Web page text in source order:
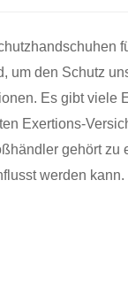
um den Schutz
Es gibt viele
Exertions-
gehört zu
werden kann.